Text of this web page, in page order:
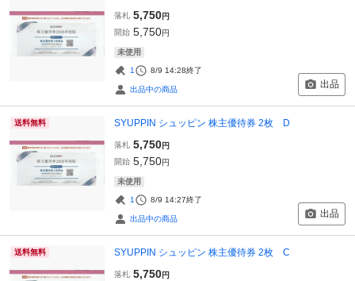
落札 5,750円
開始 5,750円
未使用
1 8/9 14:28終了
出品中の商品 出品
送料無料 SYUPPIN シュッピン 株主優待券 2枚 D
落札 5,750円
開始 5,750円
未使用
1 8/9 14:27終了
出品中の商品 出品
送料無料 SYUPPIN シュッピン 株主優待券 2枚 C
落札 5,750円